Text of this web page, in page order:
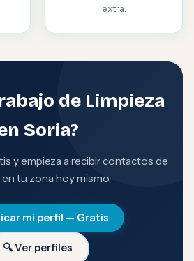
extra.
de Limpieza
Soria?
y empieza a recibir contactos de
en tu zona hoy mismo.
mi perfil — Gratis
🔍 Ver perfiles